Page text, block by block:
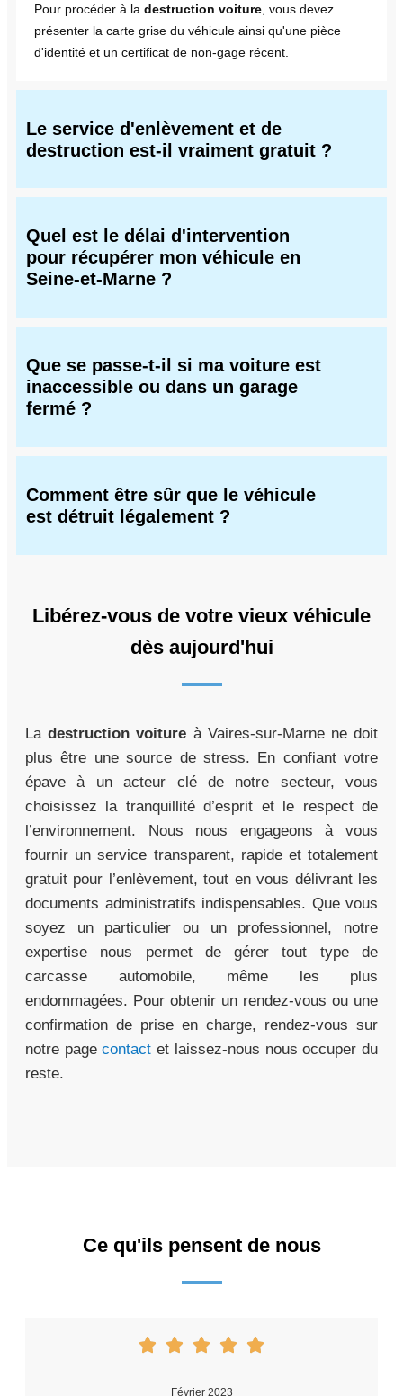
Pour procéder à la destruction voiture , vous devez
présenter la carte grise du véhicule ainsi qu'une pièce
d'identité et un certificat de non-gage récent.
Le service d'enlèvement et de
destruction est-il vraiment gratuit ?
Quel est le délai d'intervention
pour récupérer mon véhicule en
Seine-et-Marne ?
Que se passe-t-il si ma voiture est
inaccessible ou dans un garage
fermé ?
Comment être sûr que le véhicule
est détruit légalement ?
Libérez-vous de votre vieux véhicule
dès aujourd'hui
Ladestruction voiture à Vaires-sur-Marne ne doit
plus être une source de stress. En confiant votre
épave à un acteur clé de notre secteur, vous
choisissez la tranquillité d’esprit et le respect de
l’environnement. Nous nous engageons à vous
fournir un service transparent, rapide et totalement
gratuit pour l’enlèvement, tout en vous délivrant les
documents administratifs indispensables. Que vous
soyez un particulier ou un professionnel, notre
expertise nous permet de gérer tout type de
carcasse automobile, même les plus
endommagées. Pour obtenir un rendez-vous ou une
confirmation de prise en charge, rendez-vous sur
notre pagecontact et laissez-nous nous occuper du
reste.
Ce qu'ils pensent de nous
Février 2023